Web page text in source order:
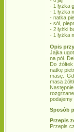
- 1 łyżka
- 1 łyżka
- natka
- sól,
- 2 łyżki
- 1 łyżka
Opis
Jajka
na pół.
Do
natkę
masę.
masa
podajemy
Sposób
Przepis
Przepis